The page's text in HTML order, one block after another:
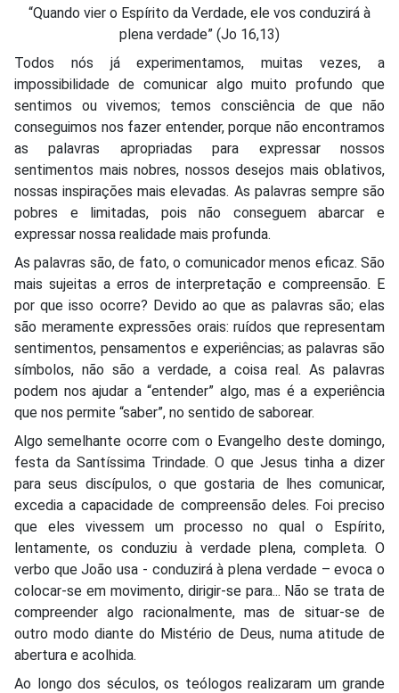
“Quando vier o Espírito da Verdade, ele vos conduzirá à
plena verdade” (Jo 16,13)
Todos nós já experimentamos, muitas vezes, a
impossibilidade de comunicar algo muito profundo que
sentimos ou vivemos; temos consciência de que não
conseguimos nos fazer entender, porque não encontramos
as palavras apropriadas para expressar nossos
sentimentos mais nobres, nossos desejos mais oblativos,
nossas inspirações mais elevadas. As palavras sempre são
pobres e limitadas, pois não conseguem abarcar e
expressar nossa realidade mais profunda.
As palavras são, de fato, o comunicador menos eficaz. São
mais sujeitas a erros de interpretação e compreensão. E
por que isso ocorre? Devido ao que as palavras são; elas
são meramente expressões orais: ruídos que representam
sentimentos, pensamentos e experiências; as palavras são
símbolos, não são a verdade, a coisa real. As palavras
podem nos ajudar a “entender” algo, mas é a experiência
que nos permite “saber”, no sentido de saborear.
Algo semelhante ocorre com o Evangelho deste domingo,
festa da Santíssima Trindade. O que Jesus tinha a dizer
para seus discípulos, o que gostaria de lhes comunicar,
excedia a capacidade de compreensão deles. Foi preciso
que eles vivessem um processo no qual o Espírito,
lentamente, os conduziu à verdade plena, completa. O
verbo que João usa - conduzirá à plena verdade – evoca o
colocar-se em movimento, dirigir-se para... Não se trata de
compreender algo racionalmente, mas de situar-se de
outro modo diante do Mistério de Deus, numa atitude de
abertura e acolhida.
Ao longo dos séculos, os teólogos realizaram um grande